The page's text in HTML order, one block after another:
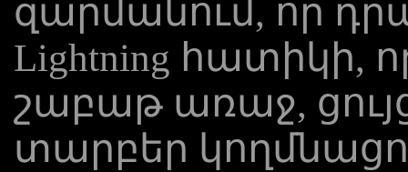
զարմանում, որ
Lightning հատիկի,
շաբաթ առաջ,
տարբեր